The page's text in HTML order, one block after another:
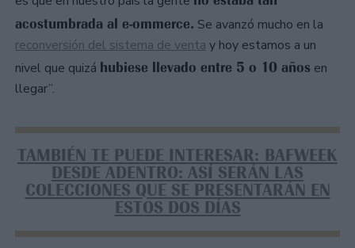
acostumbrada al e-ommerce. Se avanzó mucho en la
reconversión del sistema de ventay hoy estamos a un
nivel que quizá hubiese llevado entre 5 o 10 años en
llegar”.
TAMBIÉN TE PUEDE INTERESAR: BAFWEEK
DESDE ADENTRO: ASÍ SERÁN LAS
COLECCIONES QUE SE PRESENTARÁN EN
ESTOS DOS DÍAS